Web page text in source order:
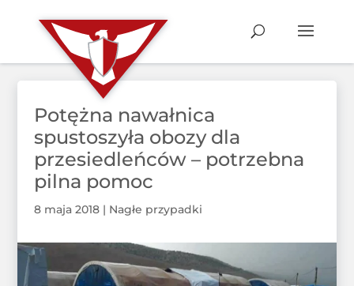
Potężna nawałnica
spustoszyła obozy dla
przesiedleńców – potrzebna
pilna pomoc
8 maja 2018| Nagłe przypadki